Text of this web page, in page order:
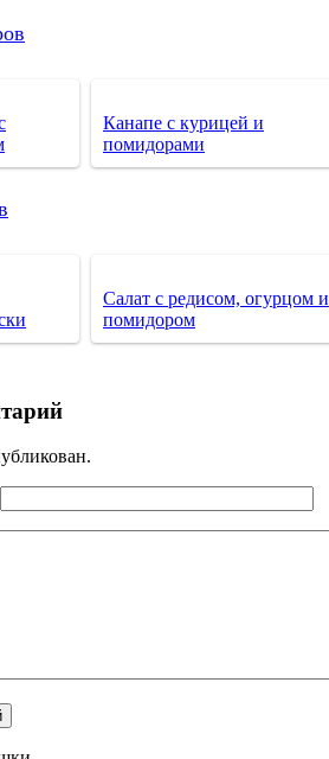
Канапе с курицей и
помидорами
Салат с редисом, огурцом и
помидором